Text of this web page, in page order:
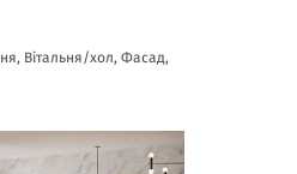
Вітальня/хол, Фасад,